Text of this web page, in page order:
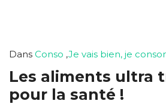
Dans Conso ,Je vais bien, je
Les aliments ultra
pour la santé !